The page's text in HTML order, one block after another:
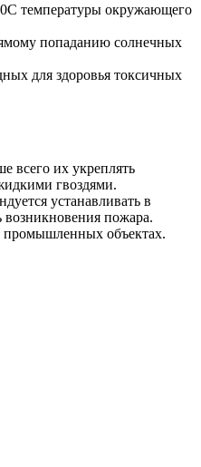
температуры окружающего
попаданию солнечных
для здоровья токсичных
всего их укреплять
гвоздями.
устанавливать в
возникновения пожара.
промышленных объектах.